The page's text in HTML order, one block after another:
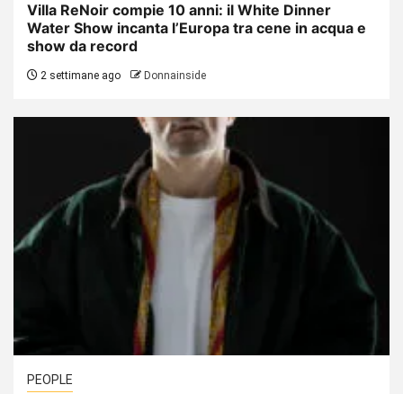
Villa ReNoir compie 10 anni: il White Dinner
Water Show incanta l’Europa tra cene in acqua e
show da record
2 settimane ago Donnainside
PEOPLE